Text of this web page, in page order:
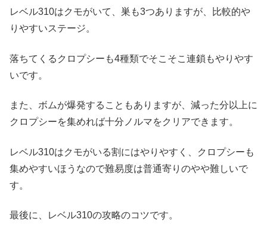
レベル310はクモがいて、巣も3つありますが、比較的や
りやすいステージ。
落ちてくるクロプシーも4種類でそこそこ連鎖もやりやす
いです。
また、ボムが爆発することもありますが、減った分以上に
クロプシーを集めれば十分ノルマをクリアできます。
レベル310はクモがいる割にはやりやすく、クロプシーも
集めやすいほうなので難易度は普通寄りのやや難しいで
す。
最後に、レベル310の攻略のコツです。